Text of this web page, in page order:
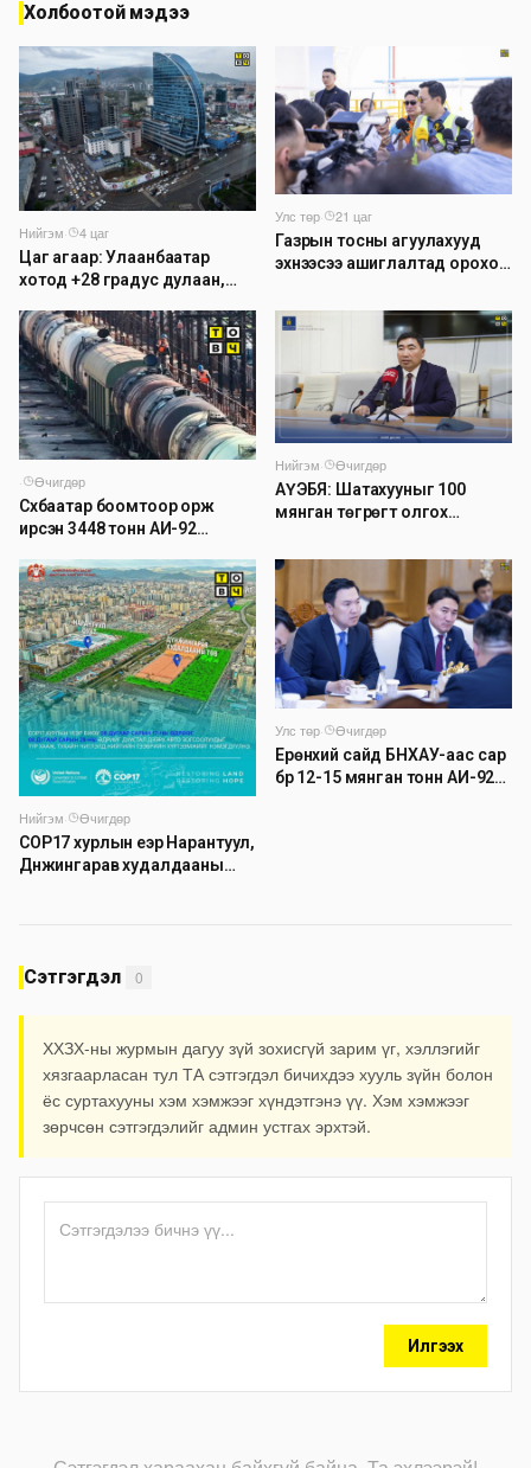
Холбоотой мэдээ
Нийгэм·
4 цаг
Цаг агаар: Улаанбаатар
хотод +28 градус дулаан,
бороо орно
Улс төр·
21 цаг
Газрын тосны агуулахууд
эхнээсээ ашиглалтад ороход
·
Өчигдөр
Сүхбаатар боомтоор орж
ирсэн 3448 тонн АИ-92
буулгах ажлыг зохион
байгуулж байна
Нийгэм·
Өчигдөр
АҮЭБЯ: Шатахууныг 100
мянган төгрөгт олгох
Нийгэм·
Өчигдөр
COP17 хурлын үеэр Нарантуул,
Дүнжингарав худалдааны
Улс төр·
Өчигдөр
Ерөнхий сайд БНХАУ-аас сар
бүр 12-15 мянган тонн АИ-92
Сэтгэгдэл 0
ХХЗХ-ны журмын дагуу зүй зохисгүй зарим үг, хэллэгийг
хязгаарласан тул ТА сэтгэгдэл бичихдээ хууль зүйн болон
ёс суртахууны хэм хэмжээг хүндэтгэнэ үү. Хэм хэмжээг
зөрчсөн сэтгэгдэлийг админ устгах эрхтэй.
Илгээх